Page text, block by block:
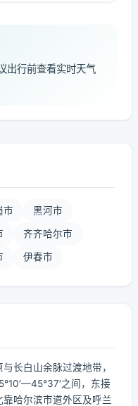
出行前查看实时天气
市 黑河市
齐齐哈尔市
伊春市
长白山余脉过渡地带，
之间，东接
哈尔滨市道外区及呼兰